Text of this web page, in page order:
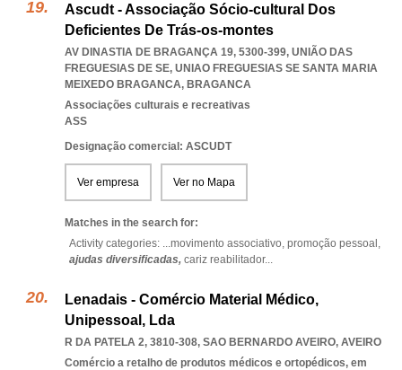
Ascudt - Associação Sócio-cultural Dos
Deficientes De Trás-os-montes
AV DINASTIA DE BRAGANÇA 19, 5300-399, UNIÃO DAS
FREGUESIAS DE SE, UNIAO FREGUESIAS SE SANTA MARIA
MEIXEDO BRAGANCA, BRAGANCA
Associações culturais e recreativas
ASS
Designação comercial: ASCUDT
Ver empresa Ver no Mapa
Matches in the search for:
Activity categories: ...movimento associativo, promoção pessoal,
ajudas diversificadas, cariz reabilitador...
Lenadais - Comércio Material Médico,
Unipessoal, Lda
R DA PATELA 2, 3810-308, SAO BERNARDO AVEIRO, AVEIRO
Comércio a retalho de produtos médicos e ortopédicos, em